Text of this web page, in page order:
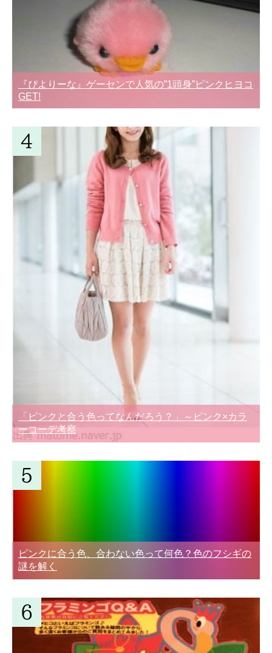
『ぴよりーな』ゲーセンで人気の”1頭身”ピンクヒヨコ
GET!
「ピンクと合う色ってなんだろう？」～ピンク×カラ
ーコーデ考察
ピンクに合う色、合わない色って何色？色のフシギの
謎を解く